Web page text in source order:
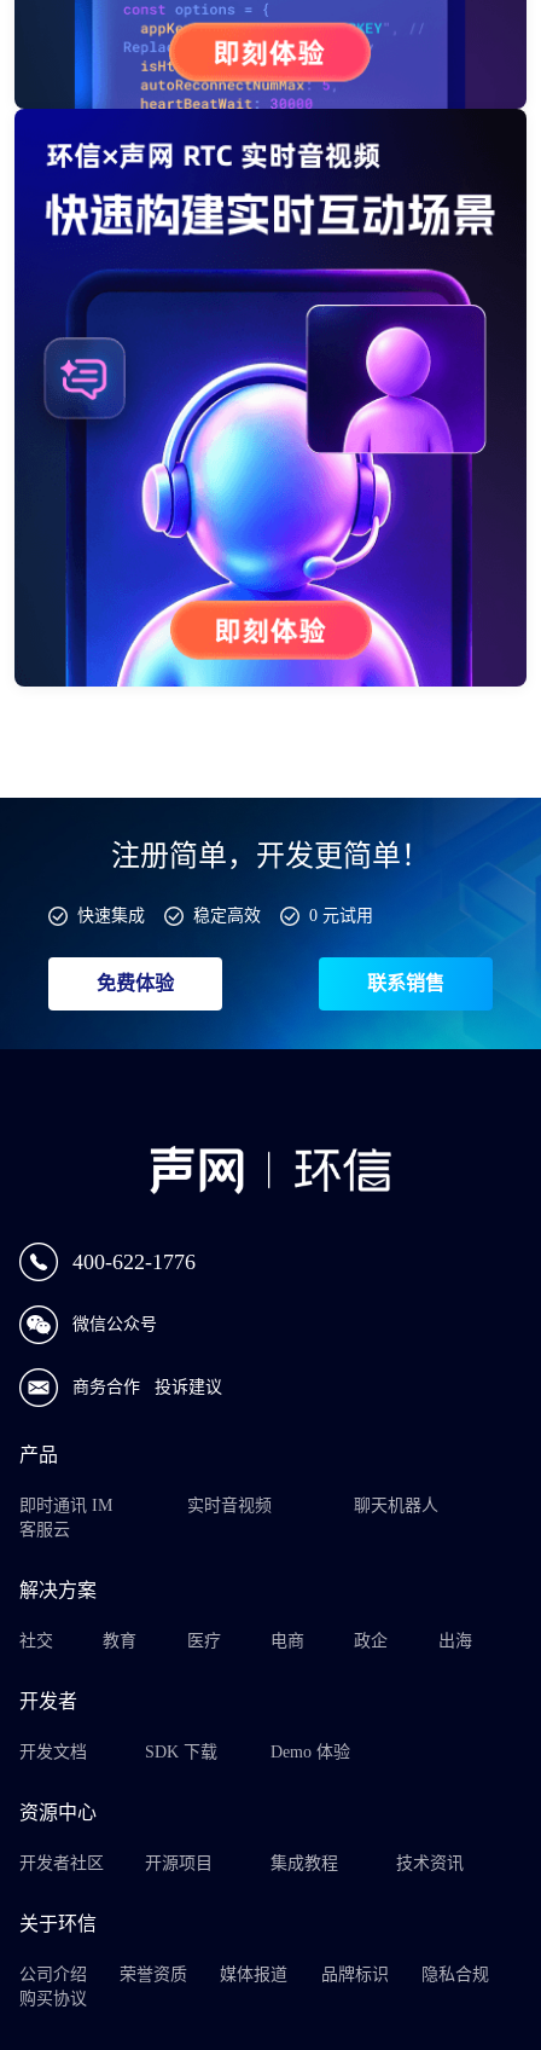
注册简单，开发更简单！
快速集成 稳定高效 0 元试用
免费体验 联系销售
400-622-1776
微信公众号
商务合作 投诉建议
产品
即时通讯 IM 实时音视频
聊天机器人
客服云
解决方案
社交 教育 医疗 电商 政企 出海
开发者
开发文档 SDK 下载 Demo 体验
资源中心
开发者社区 开源项目 集成教程 技术资讯
关于环信
公司介绍 荣誉资质 媒体报道 品牌标识
隐私合规
购买协议